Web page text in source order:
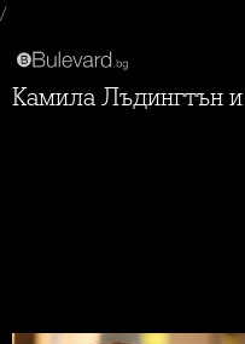
/
Камила Лъдингтън